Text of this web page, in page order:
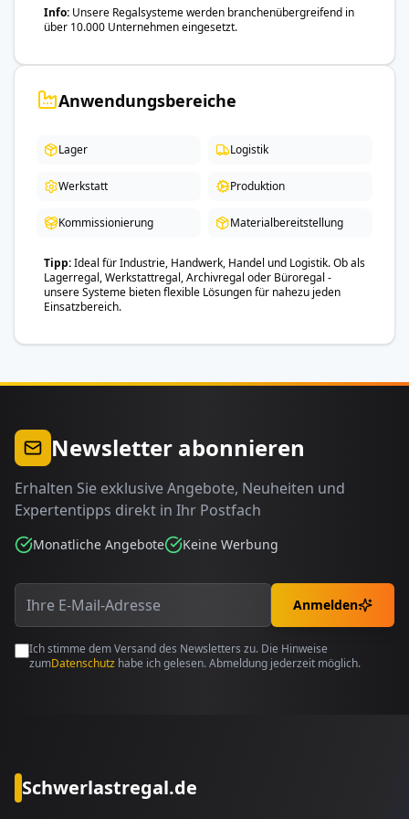
Info Unsere Regalsysteme werden branchenübergreifend in
über 10.000 Unternehmen eingesetzt.
Anwendungsbereiche
Lager Logistik
Werkstatt Produktion
Kommissionierung Materialbereitstellung
Tipp Ideal für Industrie, Handwerk, Handel und Logistik. Ob als
Lagerregal, Werkstattregal, Archivregal oder Büroregal -
unsere Systeme bieten flexible Lösungen für nahezu jeden
Einsatzbereich.
Newsletter abonnieren
Erhalten Sie exklusive Angebote, Neuheiten und
Expertentipps direkt in Ihr Postfach
Monatliche Angebote Keine Werbung
Anmelden
Ich stimme dem Versand des Newsletters zu. Die Hinweise
zumDatenschutz habe ich gelesen. Abmeldung jederzeit möglich.
Schwerlastregal.de